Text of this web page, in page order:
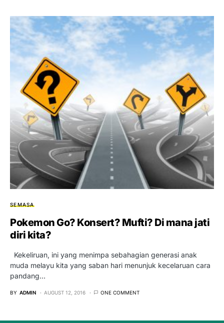
SEMASA
Pokemon Go? Konsert? Mufti? Di mana jati
diri kita?
Kekeliruan, ini yang menimpa sebahagian generasi anak
muda melayu kita yang saban hari menunjuk kecelaruan cara
pandang…
BY ADMIN AUGUST 12, 2016 ONE COMMENT